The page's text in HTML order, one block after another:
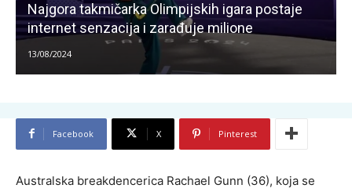
Najgora takmičarka Olimpijskih igara postaje
internet senzacija i zarađuje milione
13/08/2024
Facebook X Pinterest
Australska breakdencerica Rachael Gunn (36), koja se